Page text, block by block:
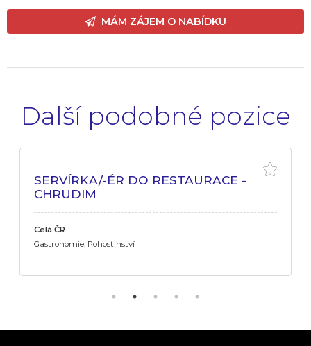
MÁM ZÁJEM O NABÍDKU
Další podobné pozice
SERVÍRKA/-ÉR DO RESTAURACE -
CHRUDIM
Celá ČR
Gastronomie, Pohostinství